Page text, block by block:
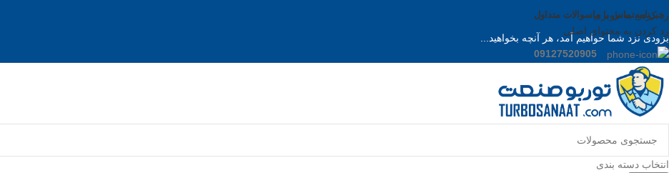
رد کردن به ناوبری
رد کردن به محتوای اصلی
خبرنامهتماس با ماسوالات متداول
بزودی نزد شما خواهیم آمد، هر آنچه بخواهید...
09127520905
انتخاب دسته بندی